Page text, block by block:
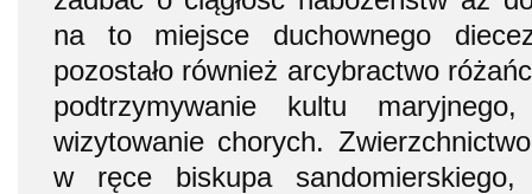
na to miejsce duchownego
pozostało również arcybractwo
podtrzymywanie kultu
wizytowanie chorych.
w ręce biskupa